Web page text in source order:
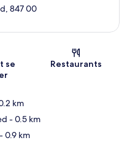
847 00
se
Restaurants
km
- 0.5 km
- 0.9 km